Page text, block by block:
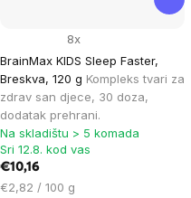
BrainMax KIDS Sleep Faster,
Breskva, 120 g Kompleks tvari za
zdrav san djece, 30 doza,
dodatak prehrani.
8x
Na skladištu > 5 komada
Sri 12.8. kod vas
€10,16
Cijena
€2,82 / 100 g